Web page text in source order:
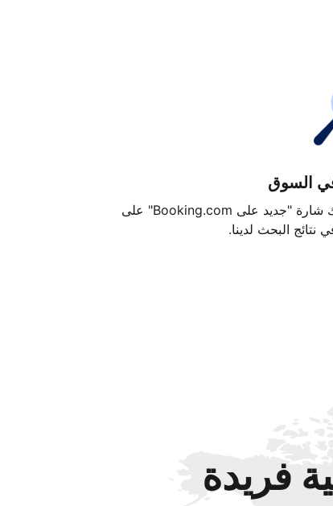
السوق
تساعدك شارة "جديد على Booking.com" على
نتائج البحث لدينا.
فريدة